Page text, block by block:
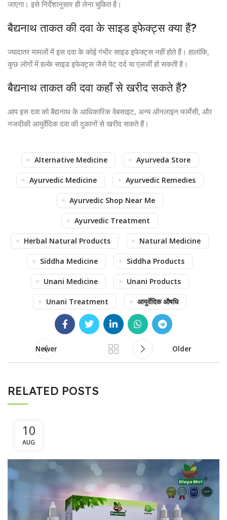
जाएगा। इसे निर्देशानुसार ही लेना चुकित है।
बैद्यनाथ ताकत की दवा के साइड इफेक्ट्स क्या हैं?
ज्यादातर मामलों में इस दवा के कोई गंभीर साइड इफेक्ट्स नहीं होते हैं। हालांकि,
कुछ लोगों में हल्के साइड इफेक्ट्स जैसे पेट दर्द या एलर्जी हो सकती है।
बैद्यनाथ ताकत की दवा कहाँ से खरीद सकते हैं?
आप इस दवा को बैद्यनाथ के आधिकारिक वेबसाइट, अन्य ऑनलाइन फार्मेसी, और
नजदीकी आयुर्वेदिक दवा की दुकानों से खरीद सकते हैं।
Alternative Medicine Ayurveda Store
Ayurvedic Medicine Ayurvedic Remedies
Ayurvedic Shop Near Me
Ayurvedic Treatment
Herbal Natural Products Natural Medicine
Siddha Medicine Siddha Products
Unani Medicine Unani Products
Unani Treatment आयुर्वेदिक औषधि
Newer Older
RELATED POSTS
10
AUG